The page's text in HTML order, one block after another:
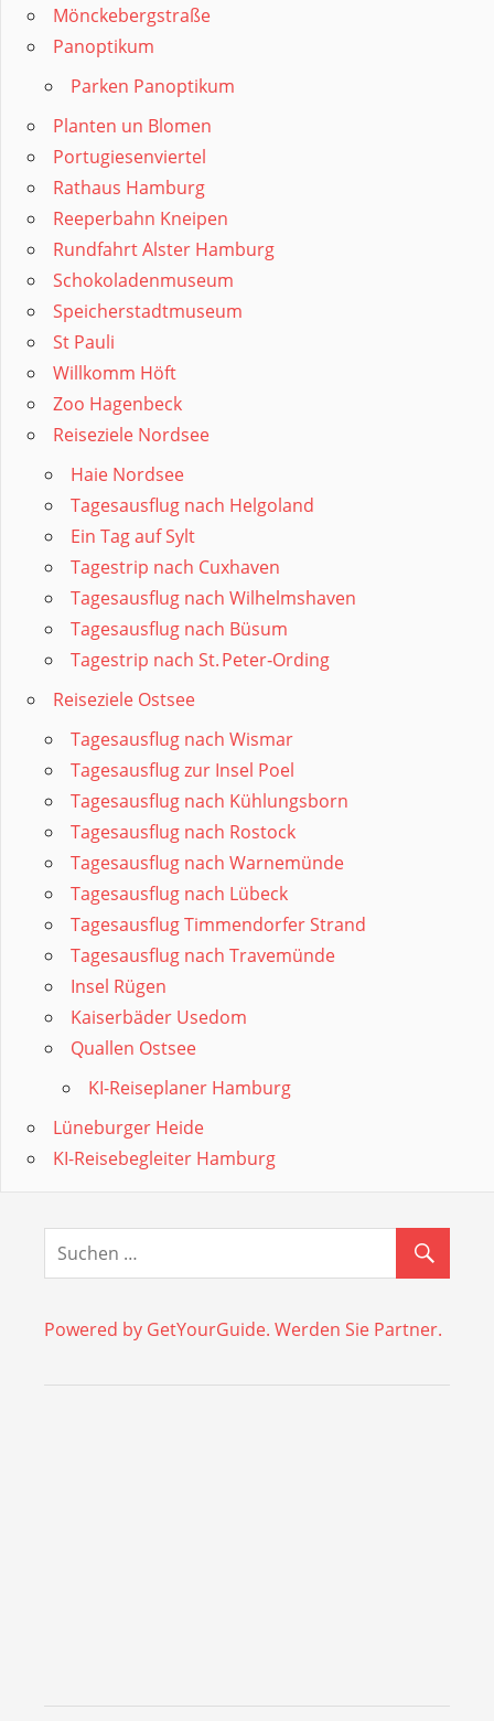
Mönckebergstraße
Panoptikum
Parken Panoptikum
Planten un Blomen
Portugiesenviertel
Rathaus Hamburg
Reeperbahn Kneipen
Rundfahrt Alster Hamburg
Schokoladenmuseum
Speicherstadtmuseum
St Pauli
Willkomm Höft
Zoo Hagenbeck
Reiseziele Nordsee
Haie Nordsee
Tagesausflug nach Helgoland
Ein Tag auf Sylt
Tagestrip nach Cuxhaven
Tagesausflug nach Wilhelmshaven
Tagesausflug nach Büsum
Tagestrip nach St. Peter‑Ording
Reiseziele Ostsee
Tagesausflug nach Wismar
Tagesausflug zur Insel Poel
Tagesausflug nach Kühlungsborn
Tagesausflug nach Rostock
Tagesausflug nach Warnemünde
Tagesausflug nach Lübeck
Tagesausflug Timmendorfer Strand
Tagesausflug nach Travemünde
Insel Rügen
Kaiserbäder Usedom
Quallen Ostsee
KI-Reiseplaner Hamburg
Lüneburger Heide
KI-Reisebegleiter Hamburg
Powered by GetYourGuide. Werden Sie Partner.